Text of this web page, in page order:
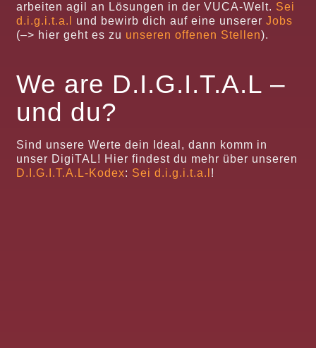
arbeiten agil an Lösungen in der VUCA-Welt. Sei
d.i.g.i.t.a.l
und bewirb dich auf eine unsererJobs
(–> hier geht es zu unseren offenen Stellen).
We are D.I.G.I.T.A.L –
und du?
Sind unsere Werte dein Ideal, dann komm in
unser DigiTAL! Hier findest du mehr über unseren
D.I.G.I.T.A.L-Kodex: Sei d.i.g.i.t.a.l !